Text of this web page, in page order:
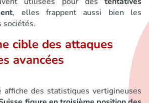
, elles frappent aussi bien les
sociétés.
cible des attaques
avancées
affiche des statistiques vertigineuses